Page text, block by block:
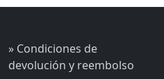
» Condiciones de
devolución y reembolso